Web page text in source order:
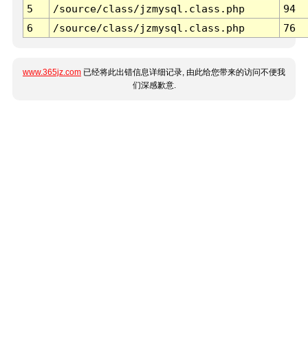
5
/source/class/jzmysql.class.php
94
6
/source/class/jzmysql.class.php 76
www.365jz.com 已经将此出错信息详细记录, 由此给您带来的访问不便我
们深感歉意.